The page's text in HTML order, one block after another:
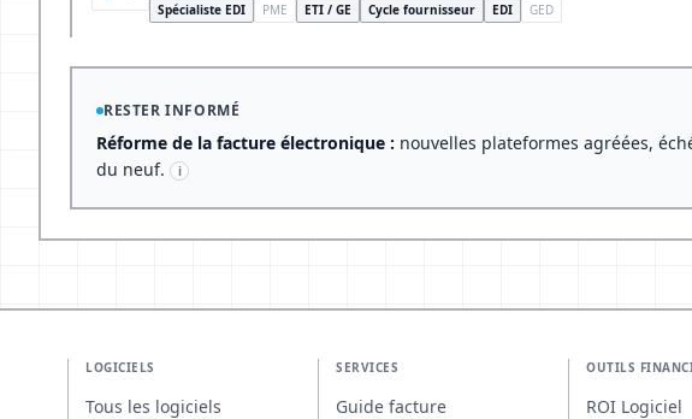
Spécialiste EDI PME ETI / GE Cycle fournisseur EDI GED
RESTER INFORMÉ
Réforme de la facture électronique : nouvelles plateformes agréées,
du neuf.
i
LOGICIELS
Tous les logiciels
SERVICES
Guide facture
OUTILS
ROI Logiciel